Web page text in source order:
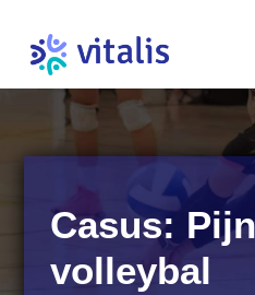
Casus:
volleybal